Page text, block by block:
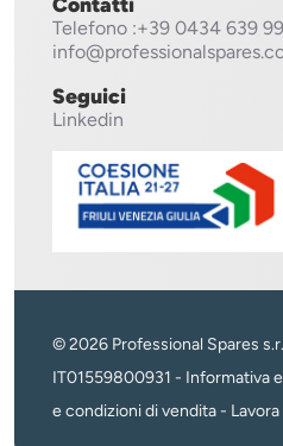
Telefono :+39 0434 639
Seguici
Linkedin
© 2026 Professional Spares
IT01559800931 - Informativa
e condizioni di vendita-